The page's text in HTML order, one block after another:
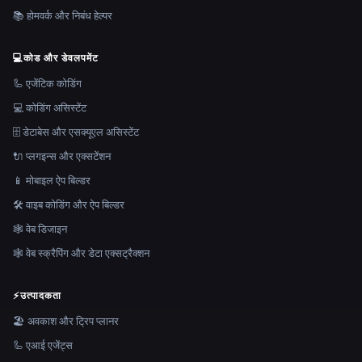
📚 होमवर्क और निबंध हेल्पर
💻कोड और डेवलपमेंट
🦾 एजेंटिक कोडिंग
💻 कोडिंग असिस्टेंट
🗄️ डेटाबेस और एसक्यूएल असिस्टेंट
🔌 प्लगइन्स और एक्सटेंशन
📱 मोबाइल ऐप बिल्डर
🛠️ वाइब कोडिंग और ऐप बिल्डर
🕸 वेब डिजाइन
🕸️ वेब स्क्रैपिंग और डेटा एक्सट्रैक्शन
⚡उत्पादकता
🏖 अवकाश और ट्रिप प्लानर
🦾 एआई एजेंट्स